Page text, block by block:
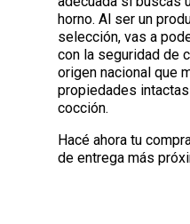
horno. Al ser un
selección, vas a
con la seguridad de
origen nacional que
propiedades
cocción.
Hacé ahora tu
de entrega más